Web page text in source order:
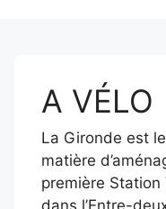
A VÉLO
La Gironde est
matière
première Station
dans l’Entre-